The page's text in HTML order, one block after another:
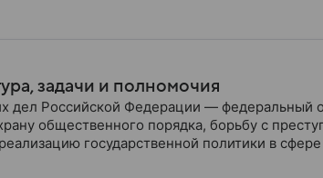
задачи и полномочия
дел Российской Федерации — федеральный
общественного порядка, борьбу с
государственной политики в
занимается МВД России, какие задачи